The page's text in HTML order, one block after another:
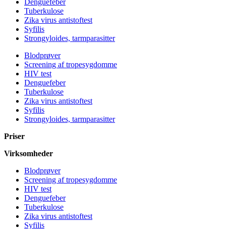
Tuberkulose
Zika virus antistoftest
Syfilis
Strongyloides, tarmparasitter
Blodprøver
Screening af tropesygdomme
HIV test
Denguefeber
Tuberkulose
Zika virus antistoftest
Syfilis
Strongyloides, tarmparasitter
Priser
Virksomheder
Blodprøver
Screening af tropesygdomme
HIV test
Denguefeber
Tuberkulose
Zika virus antistoftest
Syfilis